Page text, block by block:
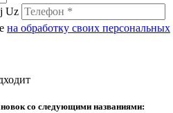
Uz
на обработку своих персональных
со следующими названиями: